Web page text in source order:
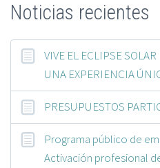
Noticias recientes
VIVE EL ECLIPSE
UNA EXPERIENCIA
PRESUPUESTOS
Programa público de
Activación profesional